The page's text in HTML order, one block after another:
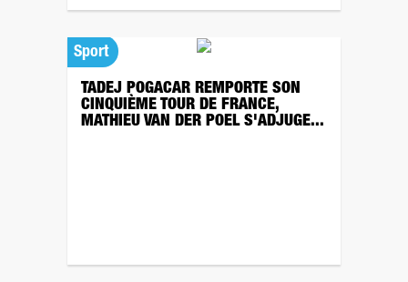
Sport
TADEJ POGACAR REMPORTE SON
CINQUIÈME TOUR DE FRANCE,
MATHIEU VAN DER POEL S'ADJUGE...